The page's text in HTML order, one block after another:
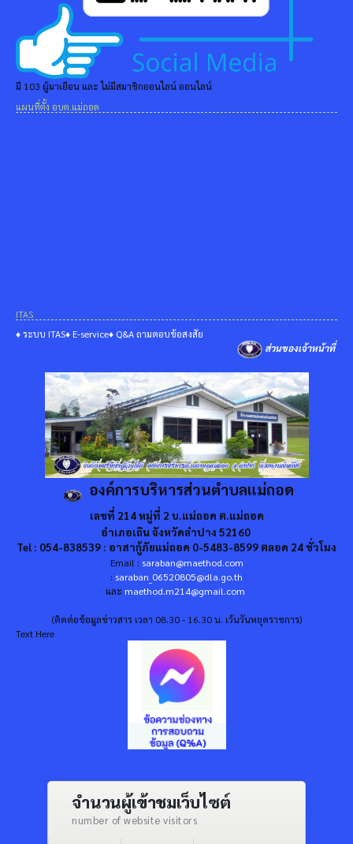
มี 103 ผู้มาเยือน และ ไม่มีสมาชิกออนไลน์ ออนไลน์
แผนที่ตั้ง อบต.แม่ถอด
ITAS
♦ ระบบ ITAS♦ E-service♦ Q&A ถามตอบข้อสงสัย
ส่วนของเจ้าหน้าที่
องค์การบริหารส่วนตำบลแม่ถอด
เลขที่ 214 หมู่ที่ 2 บ.แม่ถอด ต.แม่ถอด
อำเภอเถิน จังหวัดลำปาง 52160
Tel : 054-838539 : อาสากู้ภัยแม่ถอด 0-5483-8599 ตลอด 24 ชั่วโมง
Email : saraban@maethod.com
: saraban_06520805@dla.go.th
และ maethod.m214@gmail.com
(ติดต่อข้อมูลข่าวสาร เวลา 08.30 - 16.30 น. เว้นวันหยุดราชการ)
Text Here
จำนวนผู้เข้าชมเว็บไซต์
number of website visitors